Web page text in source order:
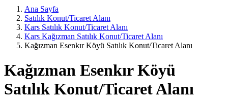
Ana Sayfa
Satılık Konut/Ticaret Alanı
Kars Satılık Konut/Ticaret Alanı
Kars Kağızman Satılık Konut/Ticaret Alanı
Kağızman Esenkır Köyü Satılık Konut/Ticaret Alanı
Kağızman Esenkır Köyü
Satılık Konut/Ticaret Alanı